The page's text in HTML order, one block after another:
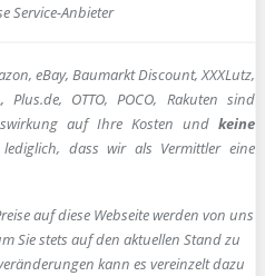
Service-Anbieter
eBay, Baumarkt Discount, XXXLutz,
Plus.de, OTTO, POCO, Rakuten sind
auf Ihre Kosten und keine
dass wir als Vermittler eine
auf diese Webseite werden von uns
Sie stets auf den aktuellen Stand zu
kann es vereinzelt dazu